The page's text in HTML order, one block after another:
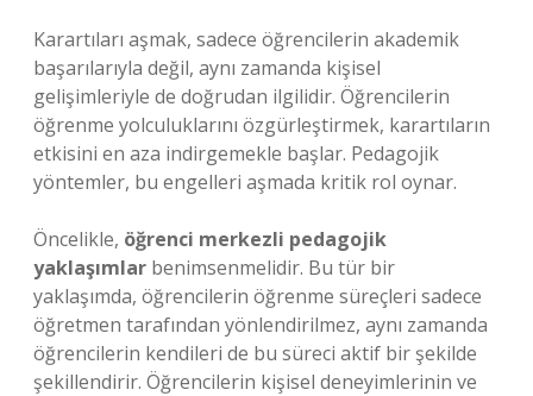
Karartıları aşmak, sadece öğrencilerin akademik
başarılarıyla değil, aynı zamanda kişisel
gelişimleriyle de doğrudan ilgilidir. Öğrencilerin
öğrenme yolculuklarını özgürleştirmek, karartıların
etkisini en aza indirgemekle başlar. Pedagojik
yöntemler, bu engelleri aşmada kritik rol oynar.
Öncelikle, öğrenci merkezli pedagojik
yaklaşımlar benimsenmelidir. Bu tür bir
yaklaşımda, öğrencilerin öğrenme süreçleri sadece
öğretmen tarafından yönlendirilmez, aynı zamanda
öğrencilerin kendileri de bu süreci aktif bir şekilde
şekillendirir. Öğrencilerin kişisel deneyimlerinin ve